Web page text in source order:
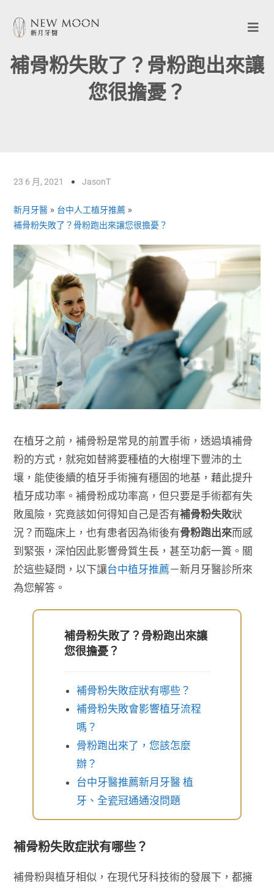
補骨粉失敗了？骨粉跑出來讓
您很擔憂？
23 6 月, 2021 JasonT
新月牙醫 » 台中人工植牙推薦 »
補骨粉失敗了？骨粉跑出來讓您很擔憂？
在植牙之前，補骨粉是常見的前置手術，透過填補骨
粉的方式，就宛如替將要種植的大樹埋下豐沛的土
壤，能使後續的植牙手術擁有穩固的地基，藉此提升
植牙成功率。補骨粉成功率高，但只要是手術都有失
敗風險，究竟該如何得知自己是否有補骨粉失敗狀
況？而臨床上，也有患者因為術後有骨粉跑出來而感
到緊張，深怕因此影響骨質生長，甚至功虧一簣。關
於這些疑問，以下讓台中植牙推薦－新月牙醫診所來
為您解答。
補骨粉失敗了？骨粉跑出來讓
您很擔憂？
補骨粉失敗症狀有哪些？
補骨粉失敗會影響植牙流程
嗎？
骨粉跑出來了，您該怎麼
辦？
台中牙醫推薦新月牙醫 植
牙、全瓷冠通通沒問題
補骨粉失敗症狀有哪些？
補骨粉與植牙相似，在現代牙科技術的發展下，都擁